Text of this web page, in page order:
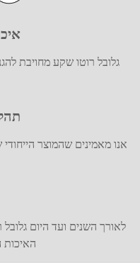
גלובל רוטו שקע מחויבת
אנו מאמינים שהמוצר
לאורך השנים ועד היום
האיכות